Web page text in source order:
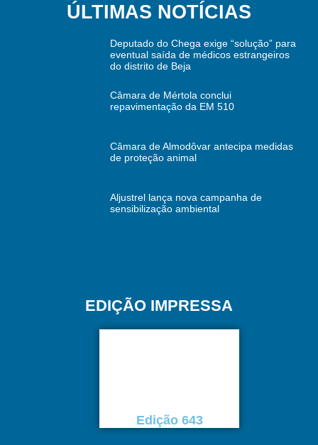
ÚLTIMAS NOTÍCIAS
Deputado do Chega exige “solução” para
eventual saída de médicos estrangeiros
do distrito de Beja
Câmara de Mértola conclui
repavimentação da EM 510
Câmara de Almodôvar antecipa medidas
de proteção animal
Aljustrel lança nova campanha de
sensibilização ambiental
EDIÇÃO IMPRESSA
Edição 643